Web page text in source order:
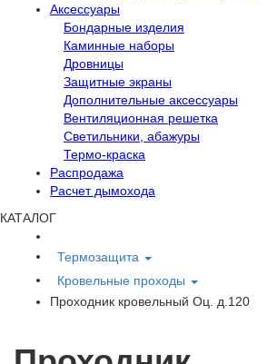
Аксессуары
Бондарные изделия
Каминные наборы
Дровницы
Защитные экраны
Дополнительные аксессуары
Вентиляционная решетка
Светильники, абажуры
Термо-краска
Распродажа
Расчет дымохода
КАТАЛОГ
Термозащита
Кровельные проходы
Проходник кровельный Оц. д.120